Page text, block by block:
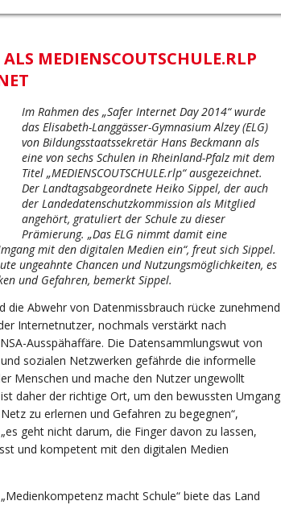
MEDIENSCOUTSCHULE.RLP
Im Rahmen des „Safer Internet Day 2014“ wurde
das Elisabeth-Langgässer-Gymnasium Alzey (ELG)
von Bildungsstaatssekretär Hans Beckmann als
eine von sechs Schulen in Rheinland-Pfalz mit dem
Titel „MEDIENSCOUTSCHULE.rlp“ ausgezeichnet.
Der Landtagsabgeordnete Heiko Sippel, der auch
der Landedatenschutzkommission als Mitglied
angehört, gratuliert der Schule zu dieser
Prämierung. „Das ELG nimmt damit eine
mit den digitalen Medien ein“, freut sich Sippel.
ungeahnte Chancen und Nutzungsmöglichkeiten, es
und Gefahren, bemerkt Sippel.
die Abwehr von Datenmissbrauch rücke zunehmend
Internetnutzer, nochmals verstärkt nach
Ausspähaffäre. Die Datensammlungswut von
sozialen Netzwerken gefährde die informelle
Menschen und mache den Nutzer ungewollt
ist daher der richtige Ort, um den bewussten Umgang
zu erlernen und Gefahren zu begegnen“,
geht nicht darum, die Finger davon zu lassen,
und kompetent mit den digitalen Medien
macht Schule“ biete das Land